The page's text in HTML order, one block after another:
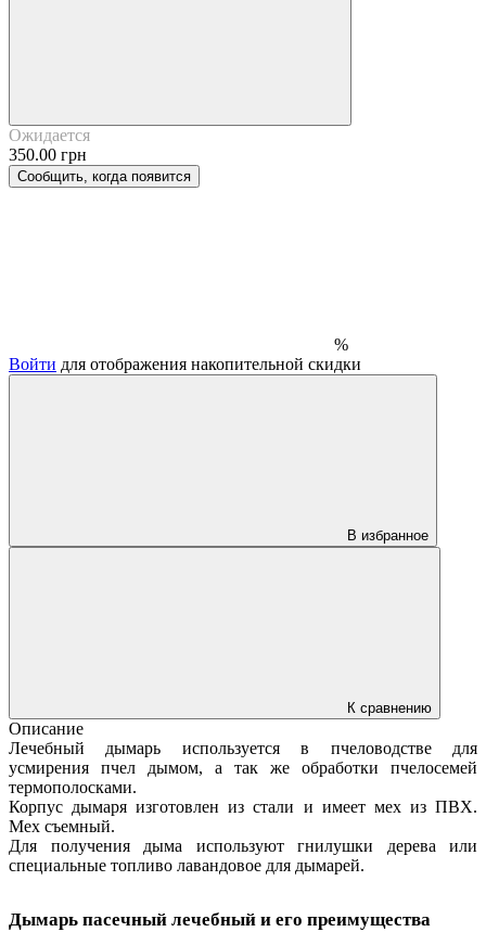
Ожидается
350.00 грн
Сообщить, когда появится
%
Войти для отображения накопительной скидки
В избранное
К сравнению
Описание
Лечебный дымарь используется в пчеловодстве для
усмирения пчел дымом, а так же обработки пчелосемей
термополосками.
Корпус дымаря изготовлен из стали и имеет мех из ПВХ.
Мех съемный.
Для получения дыма используют гнилушки дерева или
специальные топливо лавандовое для дымарей.
Дымарь пасечный лечебный и его преимущества